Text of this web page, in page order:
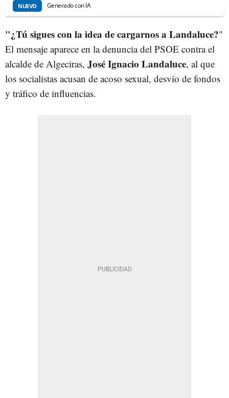
NUEVO Generado con IA
"¿Tú sigues con la idea de cargarnos a Landaluce?"
El mensaje aparece en la denuncia del PSOE contra el
alcalde de Algeciras, José Ignacio Landaluce, al que
los socialistas acusan de acoso sexual, desvío de fondos
y tráfico de influencias.